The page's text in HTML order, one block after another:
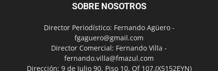
SOBRE NOSOTROS
Director Periodístico: Fernando Agüero -
fgaguero@gmail.com
Director Comercial: Fernando Villa -
fernando.villa@fmazul.com
Dirección: 9 de Julio 90. Piso 10. Of 107.(X5152EYN)